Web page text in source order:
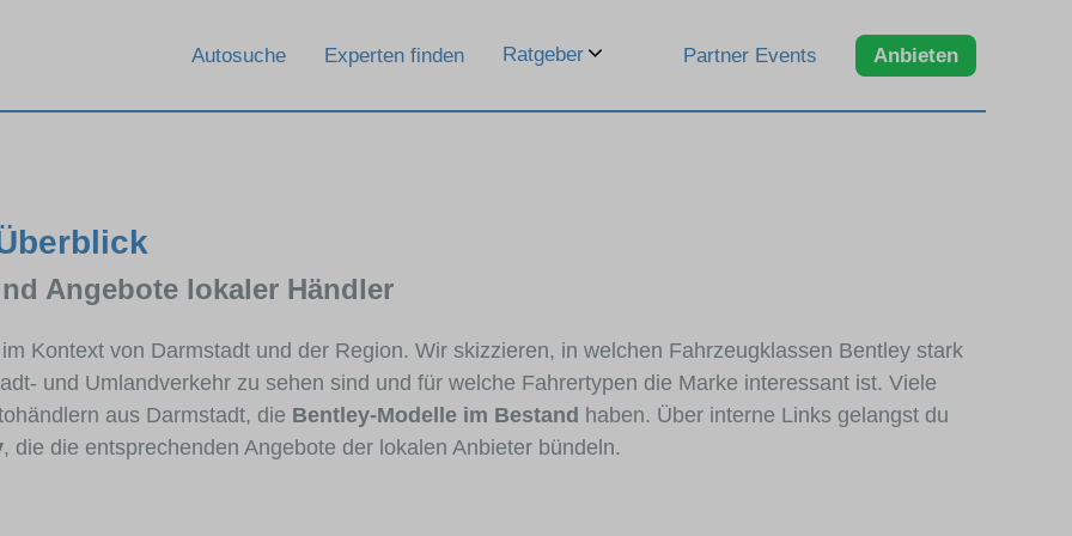
Autosuche Experten finden Ratgeber Partner Events Anbieten
Angebote lokaler Händler
Kontext von Darmstadt und der Region. Wir skizzieren, in welchen Fahrzeugklassen Bentley stark
und Umlandverkehr zu sehen sind und für welche Fahrertypen die Marke interessant ist. Viele
aus Darmstadt, die Bentley-Modelle im Bestand haben. Über interne Links gelangst du
, die die entsprechenden Angebote der lokalen Anbieter bündeln.